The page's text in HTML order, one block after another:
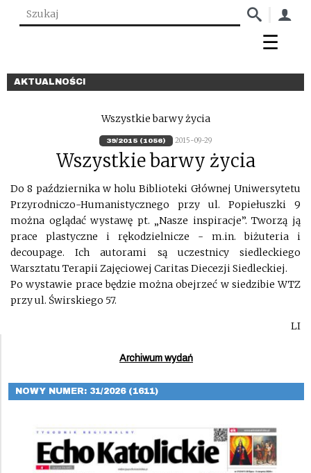
AKTUALNOŚCI
Wszystkie barwy życia
39/2015 (1056) 2015-09-29
Wszystkie barwy życia
Do 8 października w holu Biblioteki Głównej Uniwersytetu
Przyrodniczo-Humanistycznego przy ul. Popiełuszki 9
można oglądać wystawę pt. „Nasze inspiracje”. Tworzą ją
prace plastyczne i rękodzielnicze - m.in. biżuteria i
decoupage. Ich autorami są uczestnicy siedleckiego
Warsztatu Terapii Zajęciowej Caritas Diecezji Siedleckiej.
Po wystawie prace będzie można obejrzeć w siedzibie WTZ
przy ul. Świrskiego 57.
LI
Archiwum wydań
NOWY NUMER: 31/2026 (1611)